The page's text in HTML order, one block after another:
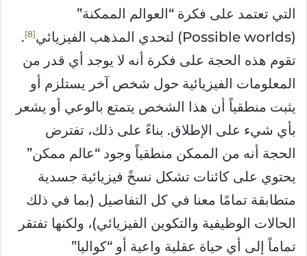
التي تعتمد على فكرة “العوالم الممكنة”
(Possible worlds) لتحدي المذهب الفيزيائي
8
.
تقوم هذه الحجة على فكرة أنه لا يوجد أي قدر من
المعلومات الفيزيائية حول شخص آخر يستلزم أو
يثبت منطقياً أن هذا الشخص يتمتع بالوعي أو يشعر
بأي شيء على الإطلاق. بناءً على ذلك، تفترض
الحجة أنه من الممكن منطقياً وجود “عالم ممكن”
يحتوي على كائنات تشكل نسخً فيزيائية جسدية
متطابقة تمامًا معنا في كل التفاصيل (بما في ذلك
الحالات الوظيفية والتكوين الفيزيائي)، ولكنها تفتقر
تماماً إلى أي حياة عقلية واعية أو “كواليا”